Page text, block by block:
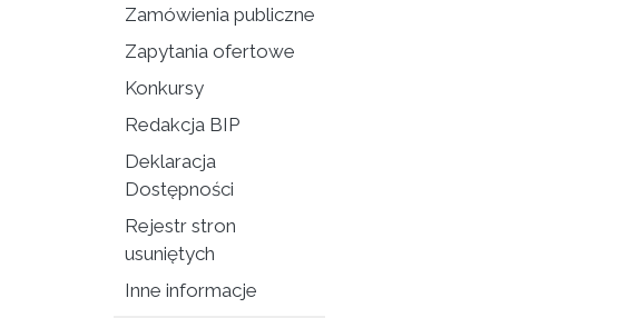
Zamówienia publiczne
Zapytania ofertowe
Konkursy
Redakcja BIP
Deklaracja
Dostępności
Rejestr stron
usuniętych
Inne informacje